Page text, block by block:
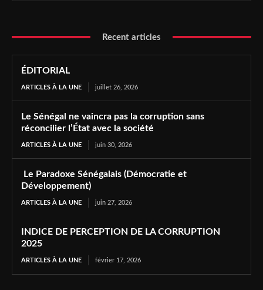
Recent articles
ÉDITORIAL
ARTICLES À LA UNE juillet 26, 2026
Le Sénégal ne vaincra pas la corruption sans
réconcilier l’État avec la société
ARTICLES À LA UNE juin 30, 2026
Le Paradoxe Sénégalais (Démocratie et
Développement)
ARTICLES À LA UNE juin 27, 2026
INDICE DE PERCEPTION DE LA CORRUPTION
2025
ARTICLES À LA UNE février 17, 2026